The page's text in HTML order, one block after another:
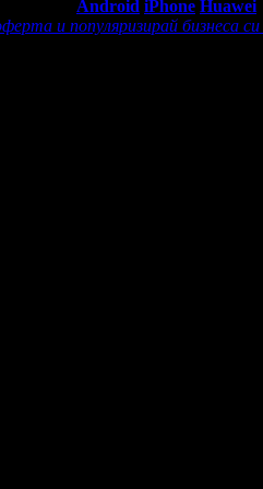
Android iPhone Huawei
и популяризирай бизнеса си